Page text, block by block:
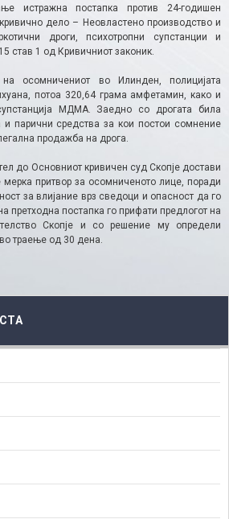
истражна постапка против 24-годишен
дело – Неовластено производство и
дроги, психотропни супстанции и
став 1 од Кривичниот законик.
осомничениот во Илинден, полицијата
потоа 320,64 грама амфетамин, како и
МДМА. Заедно со дрогата била
и парични средства за кои постои сомнение
продажба на дрога.
до Основниот кривичен суд Скопје достави
притвор за осомниченото лице, поради
за влијание врз сведоци и опасност да го
претходна постапка го прифати предлогот на
Скопје и со решение му определи
траење од 30 дена.